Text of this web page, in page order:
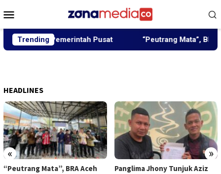
ke
Mobile
Trending
Pemerintah Pusat “Peutrang Mata”, BRA Aceh
HEADLINES
« »
“Peutrang Mata”, BRA Aceh
Panglima Jhony Tunjuk Aziz